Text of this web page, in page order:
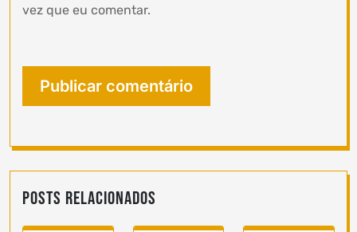
vez que eu comentar.
Posts Relacionados